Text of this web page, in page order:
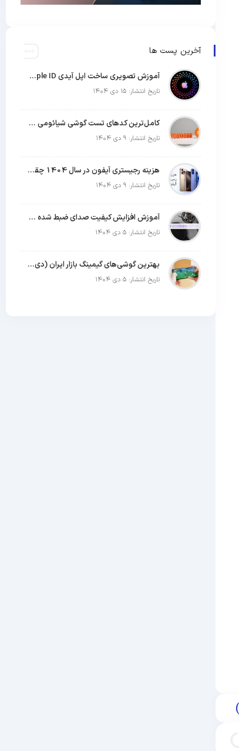
آخرین پست ها
آموزش تصویری ساخت اپل آیدی Apple ID رایگان (روش های تست شده)
تاریخ انتشار: ۱۵ دی ۱۴۰۴
کامل‌ترین کدهای تست گوشی شیائومی | جدول کدهای مخفی Xiaomi
تاریخ انتشار: ۹ دی ۱۴۰۴
هزینه رجیستری آیفون در سال 1404 چقدر است؟
تاریخ انتشار: ۹ دی ۱۴۰۴
آموزش افزایش کیفیت صدای ضبط شده با میکروفون
تاریخ انتشار: ۵ دی ۱۴۰۴
بهترین گوشی‌های گیمینگ بازار ایران (دی ۱۴۰۴)
تاریخ انتشار: ۵ دی ۱۴۰۴